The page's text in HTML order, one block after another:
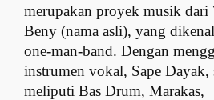
merupakan proyek musik dari
Beny (nama asli), yang
one-man-band. Dengan
instrumen vokal, Sape Dayak,
meliputi Bas Drum, Marakas,